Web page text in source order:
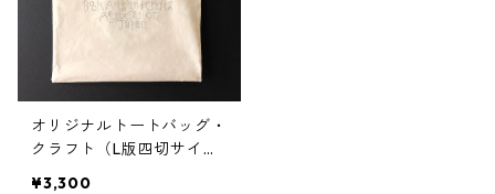
オリジナルトートバッグ・
クラフト（L版四切サイ
¥3,300